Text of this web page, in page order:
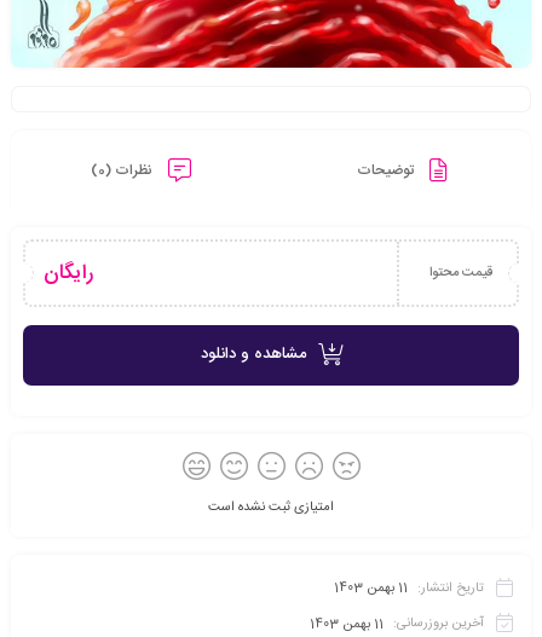
توضیحات نظرات (0)
قیمت محتوا رایگان
مشاهده و دانلود
امتیازی ثبت نشده است
تاریخ انتشار: 11 بهمن 1403
آخرین بروزرسانی: 11 بهمن 1403